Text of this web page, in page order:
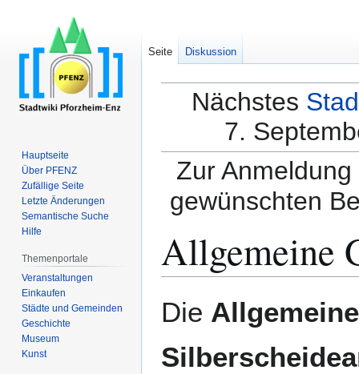
Nächstes
7.
Zur
gewünschten
Allgemeine
Navigation
Suche
Die
Seite Diskussion
Hauptseite
Über PFENZ
Zufällige Seite
Letzte Änderungen
Semantische Suche
Hilfe
Themenportale
Veranstaltungen
Einkaufen
Städte und Gemeinden
Geschichte
Museum
Kunst